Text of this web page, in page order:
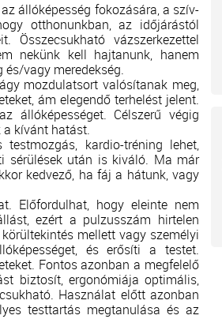
állóképesség fokozására, a szív-
otthonunkban, az időjárástól
Összecsukható vázszerkezettel
nekünk kell hajtanunk, hanem
vagy meredekség.
mozdulatsort valósítanak meg,
ám elegendő terhelést jelent.
állóképességet. Célszerű végig
kívánt hatást.
kardio-tréning lehet,
sérülések után is kiváló. Ma már
kedvező, ha fáj a hátunk, vagy
Előfordulhat, hogy eleinte nem
ezért a pulzusszám hirtelen
mellett vagy személyi
és erősíti a testet.
Fontos azonban a megfelelő
biztosít, ergonómiája optimális,
Használat előtt azonban
testtartás megtanulása és az